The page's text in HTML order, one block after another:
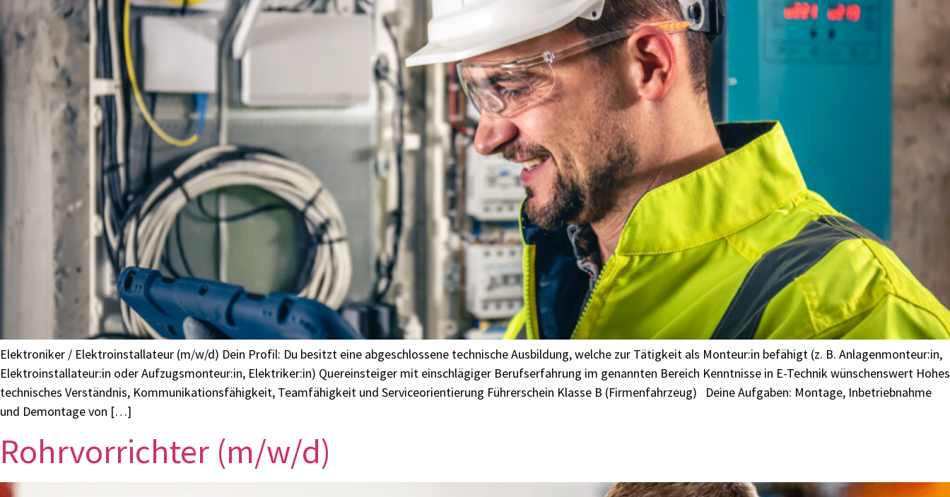
Elektroniker / Elektroinstallateur (m/w/d) Dein Profil: Du besitzt eine abgeschlossene technische Ausbildung, welche zur Tätigkeit als Monteur:in befähigt (z. B. Anlagenmonteur:in,
Elektroinstallateur:in oder Aufzugsmonteur:in, Elektriker:in) Quereinsteiger mit einschlägiger Berufserfahrung im genannten Bereich Kenntnisse in E-Technik wünschenswert Hohes
technisches Verständnis, Kommunikationsfähigkeit, Teamfähigkeit und Serviceorientierung Führerschein Klasse B (Firmenfahrzeug) Deine Aufgaben: Montage, Inbetriebnahme
und Demontage von […]
Rohrvorrichter (m/w/d)